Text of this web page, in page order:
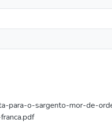
para-o-sargento-mor-de-